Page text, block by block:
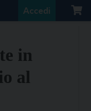
Accedi
in
al